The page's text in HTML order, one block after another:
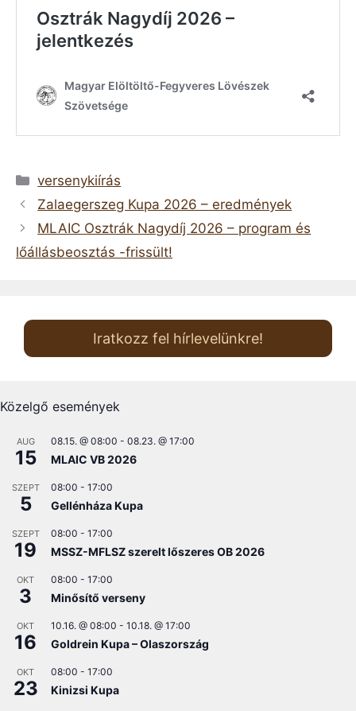
Kategória
versenykiírás
Zalaegerszeg Kupa 2026 – eredmények
MLAIC Osztrák Nagydíj 2026 – program és
lőállásbeosztás -frissült!
Iratkozz fel hírlevelünkre!
Közelgő események
AUG
15
08.15. @ 08:00 - 08.23. @ 17:00
MLAIC VB 2026
SZEPT
5
08:00 - 17:00
Gellénháza Kupa
SZEPT
19
08:00 - 17:00
MSSZ-MFLSZ szerelt lőszeres OB 2026
OKT
3
08:00 - 17:00
Minősítő verseny
OKT
16
10.16. @ 08:00 - 10.18. @ 17:00
Goldrein Kupa – Olaszország
OKT
23
08:00 - 17:00
Kinizsi Kupa